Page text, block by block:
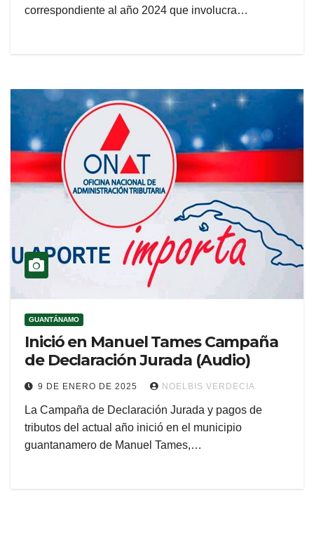
correspondiente al año 2024 que involucra…
GUANTÁNAMO
Inició en Manuel Tames Campaña
de Declaración Jurada (Audio)
9 DE ENERO DE 2025 NOELBIS VERDECIA
La Campaña de Declaración Jurada y pagos de
tributos del actual año inició en el municipio
guantanamero de Manuel Tames,…